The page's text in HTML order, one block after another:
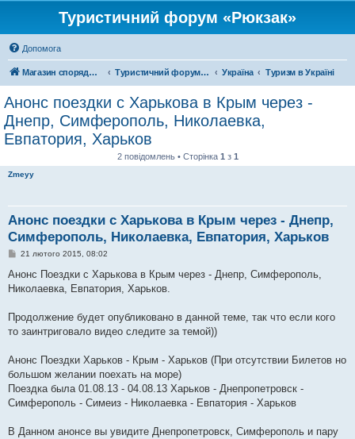
Туристичний форум «Рюкзак»
Допомога
Магазин спорядження Туристичний форум «Рюкзак» Україна Туризм в Україні
Анонс поездки с Харькова в Крым через -
Днепр, Симферополь, Николаевка,
Евпатория, Харьков
2 повідомлень • Сторінка 1 з 1
Zmeyy
Анонс поездки с Харькова в Крым через - Днепр,
Симферополь, Николаевка, Евпатория, Харьков
П
в
д
л
е
я
21 лютого 2015, 08:02
Анонс Поездки с Харькова в Крым через - Днепр, Симферополь,
Николаевка, Евпатория, Харьков.
Продолжение будет опубликовано в данной теме, так что если кого
то заинтриговало видео следите за темой))
Анонс Поездки Харьков - Крым - Харьков (При отсутствии Билетов но
большом желании поехать на море)
Поездка была 01.08.13 - 04.08.13 Харьков - Днепропетровск -
Симферополь - Симеиз - Николаевка - Евпатория - Харьков
В Данном анонсе вы увидите Днепропетровск, Симферополь и пару